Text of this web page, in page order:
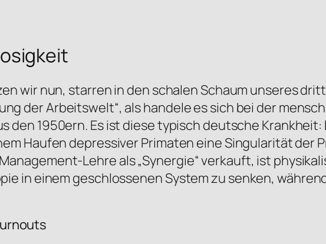
wir nun, starren in den schalen Schaum unseres
der Arbeitswelt“, als handele es sich bei der
1950ern. Es ist diese typisch deutsche Krankheit:
Haufen depressiver Primaten eine Singularität der
Lehre als „Synergie“ verkauft, ist
in einem geschlossenen System zu senken,